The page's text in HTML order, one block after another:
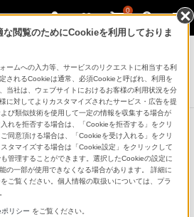
0
閲覧のためにCookieを利用しておりま
ームへの入力等、サービスのリクエストに相当する利
されるCookieは通常、必須Cookieと呼ばれ、利用を
当社は、ウェブサイトにおけるお客様の利用状況を分
に対してよりカスタマイズされたサービス・広告を提
び類似技術を使用して一定の情報を収集する場合が
れを拒否する場合は、「Cookieを拒否する」をクリ
同意頂ける場合は、「Cookieを受け入れる」をクリ
タマイズする場合は「Cookie設定」をクリックして
管理することができます。選択したCookieの設定に
の一部が使用できなくなる場合があります。 詳細に
ご覧ください。個人情報の取扱いについては、プラ
リシー をご覧ください。